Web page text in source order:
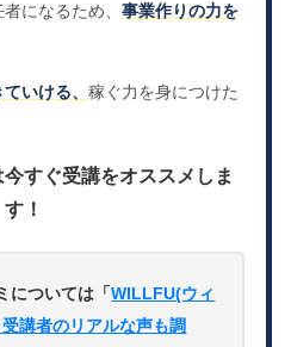
者になるため、事業作りの力を
ていける、稼ぐ力を身につけた
今すぐ受講をオススメしま
す！
については「WILLFU(ウィ
講者のリアルな声も調